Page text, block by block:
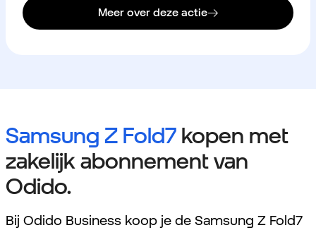
Meer over deze actie
Samsung Z Fold7 kopen met
zakelijk abonnement van
Odido.
Bij Odido Business koop je de Samsung Z Fold7